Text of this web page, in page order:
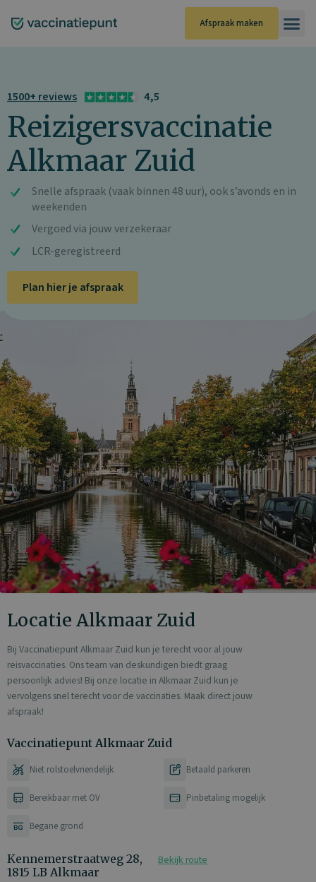
naar
Afspraak maken
1500+ reviews 4,5
Reizigersvaccinatie
Alkmaar Zuid
Snelle afspraak (vaak binnen 48 uur), ook s’avonds en in
weekenden
Vergoed via jouw verzekeraar
LCR-geregistreerd
Plan hier je afspraak
Locatie Alkmaar Zuid
Bij Vaccinatiepunt Alkmaar Zuid kun je terecht voor al jouw
reisvaccinaties. Ons team van deskundigen biedt graag
persoonlijk advies! Bij onze locatie in Alkmaar Zuid kun je
vervolgens snel terecht voor de vaccinaties. Maak direct jouw
afspraak!
Vaccinatiepunt Alkmaar Zuid
Niet rolstoelvriendelijk Betaald parkeren
Bereikbaar met OV Pinbetaling mogelijk
Begane grond
Kennemerstraatweg 28,
1815 LB Alkmaar
Bekijk route